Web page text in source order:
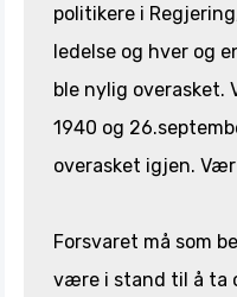
politikere i
ledelse og hver og
ble nylig overasket.
1940 og
overasket igjen. Vær
Forsvaret må som
være i stand til å ta